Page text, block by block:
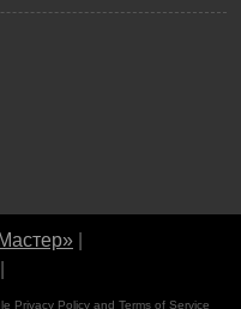
Privacy Policy and Terms of Service